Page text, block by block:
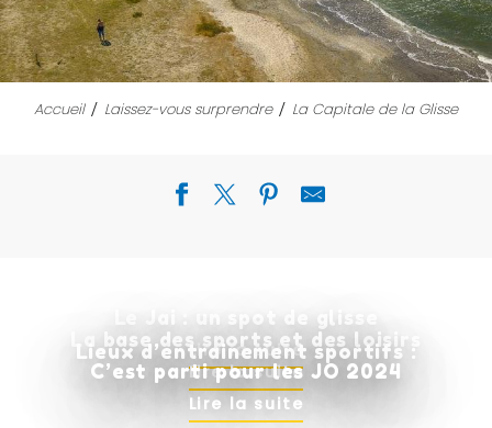
Accueil Laissez-vous surprendre La Capitale de la Glisse
Le Jai : un spot de glisse
Lire la suite
La base des sports et des loisirs
Lire la suite
Lieux d’entrainement sportifs :
C’est parti pour les JO 2024
Lire la suite